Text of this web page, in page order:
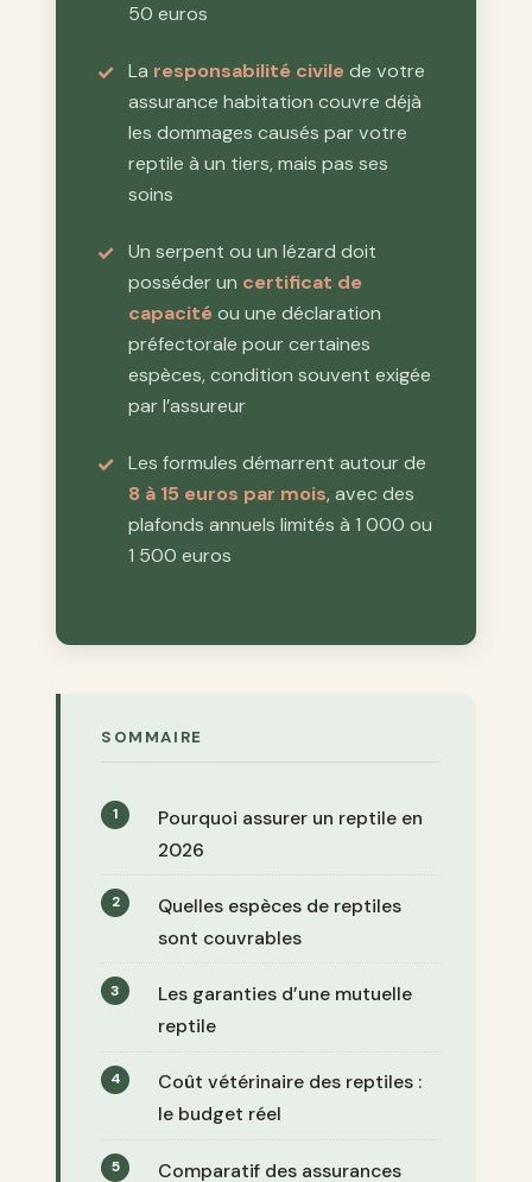
50 euros
La responsabilité civilede votre
assurance habitation couvre déjà
les dommages causés par votre
reptile à un tiers, mais pas ses
soins
Un serpent ou un lézard doit
posséder un certificat de
capacitéou une déclaration
préfectorale pour certaines
espèces, condition souvent exigée
par l’assureur
Les formules démarrent autour de
8 à 15 euros par mois, avec des
plafonds annuels limités à 1 000 ou
1 500 euros
SOMMAIRE
Pourquoi assurer un reptile en
2026
Quelles espèces de reptiles
sont couvrables
Les garanties d’une mutuelle
reptile
Coût vétérinaire des reptiles :
le budget réel
Comparatif des assurances